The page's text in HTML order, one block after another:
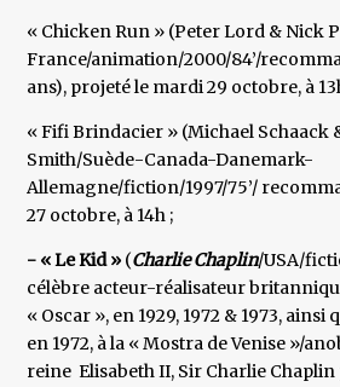
« Chicken Run » (Peter Lord & Nick
France/animation/2000/84’/
ans), projeté le mardi 29 octobre, à
« Fifi Brindacier » (Michael Schaack
Smith/Suède-Canada-Danemark-
Allemagne/fiction/1997/75’/
27 octobre, à 14h ;
- « Le Kid » (Charlie Chaplin/USA/
célèbre acteur-réalisateur
« Oscar », en 1929, 1972 & 1973, ainsi
en 1972, à la « Mostra de Venise »/
reine Elisabeth II, Sir Charlie Chaplin